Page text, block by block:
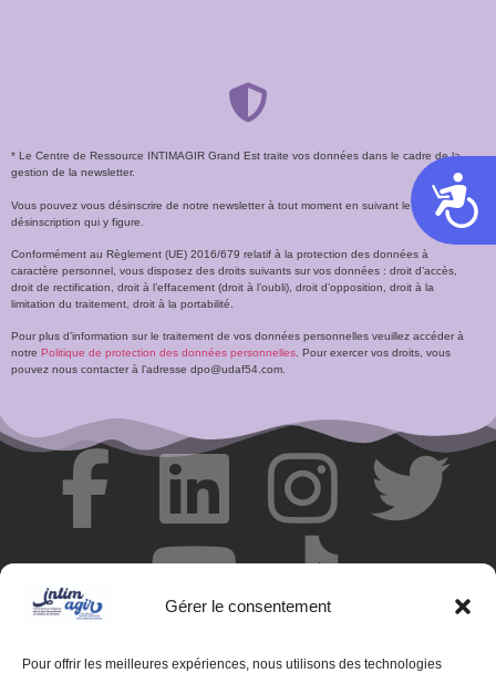
Gérer le consentement
Pour offrir les meilleures expériences, nous utilisons des technologies
* Le Centre de Ressource INTIMAGIR Grand Est traite vos données dans le cadre de la
gestion de la newsletter.
Vous pouvez vous désinscrire de notre newsletter à tout moment en suivant le lien de
désinscription qui y figure.
Conformément au Règlement (UE) 2016/679 relatif à la protection des données à
caractère personnel, vous disposez des droits suivants sur vos données : droit d’accès,
droit de rectification, droit à l’effacement (droit à l’oubli), droit d’opposition, droit à la
limitation du traitement, droit à la portabilité.
Pour plus d’information sur le traitement de vos données personnelles veuillez accéder à
notre Politique de protection des données personnelles. Pour exercer vos droits, vous
pouvez nous contacter à l’adresse dpo@udaf54.com.